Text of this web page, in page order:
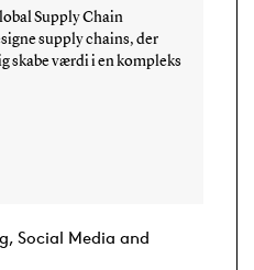
Supply Chain
supply chains, der
skabe værdi i en kompleks
Social Media and